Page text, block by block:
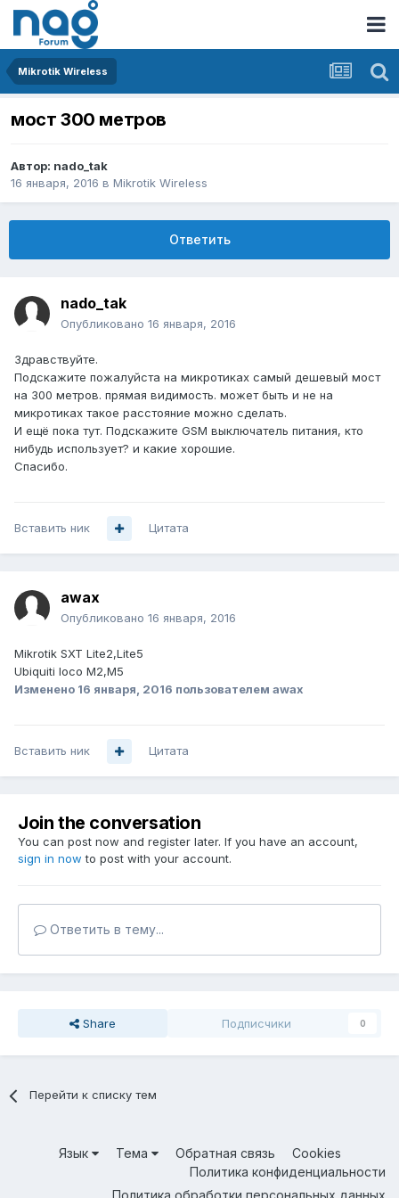
Mikrotik Wireless
мост 300 метров
Автор: nado_tak
16 января, 2016 в Mikrotik Wireless
Ответить
nado_tak
Опубликовано 16 января, 2016
Здравствуйте.
Подскажите пожалуйста на микротиках самый дешевый мост
на 300 метров. прямая видимость. может быть и не на
микротиках такое расстояние можно сделать.
И ещё пока тут. Подскажите GSM выключатель питания, кто
нибудь использует? и какие хорошие.
Спасибо.
Вставить ник Цитата
awax
Опубликовано 16 января, 2016
Mikrotik SXT Lite2,Lite5
Ubiquiti loco M2,M5
Изменено 16 января, 2016 пользователем awax
Вставить ник Цитата
Join the conversation
You can post now and register later. If you have an account,
sign in now to post with your account.
Ответить в тему...
Share Подписчики 0
Перейти к списку тем
Язык Тема Обратная связь
Cookies
Политика конфиденциальности